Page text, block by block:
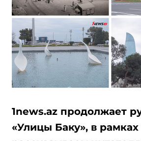
1news.az продолжает
«Улицы Баку», в